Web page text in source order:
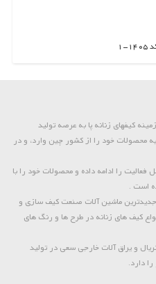
1بیشتر
تا به امروز در زمینه کیفهای زنانه پا به عرصه تولید
کلیه مواد اولیه محصولات خود را از کشور چین وارد، و در
انحصاری حاصل فعالیت را ادامه داده و محصولات خود را با
است .
ماشین آلات صنعت کیف سازی و
کیف های زنانه در طرح ها و رنگ های
و یراق آلات خارجی سعی در تولید
دارد.